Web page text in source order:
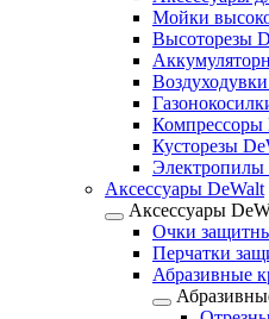
Мойки
Высоторезы
Компрессоры
Кусторезы
Электропилы
Аксессуары DeWalt
Аксессуары
Очки
Перчатки
Абразивные